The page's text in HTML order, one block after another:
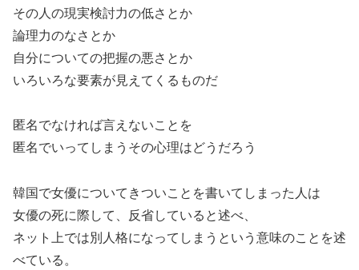
その人の現実検討力の低さとか
論理力のなさとか
自分についての把握の悪さとか
いろいろな要素が見えてくるものだ
匿名でなければ言えないことを
匿名でいってしまうその心理はどうだろう
韓国で女優についてきついことを書いてしまった人は
女優の死に際して、反省していると述べ、
ネット上では別人格になってしまうという意味のことを述
べている。